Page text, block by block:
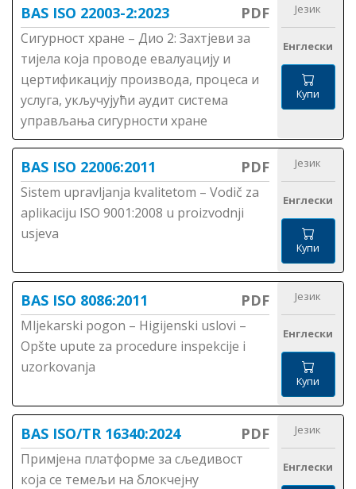
BAS ISO 22003-2:2023 PDF
Сигурност хране – Дио 2: Захтјеви за
тијела која проводе евалуацију и
цертификацију производа, процеса и
услуга, укључујући аудит система
управљања сигурности хране
Језик
Енглески
Купи
BAS ISO 22006:2011 PDF
Sistem upravljanja kvalitetom – Vodič za
aplikaciju ISO 9001:2008 u proizvodnji
usjeva
Језик
Енглески
Купи
BAS ISO 8086:2011 PDF
Mljekarski pogon – Higijenski uslovi –
Opšte upute za procedure inspekcije i
uzorkovanja
Језик
Енглески
Купи
BAS ISO/TR 16340:2024 PDF
Примјена платформе за сљедивост
која се темељи на блокчејну
Језик
Енглески